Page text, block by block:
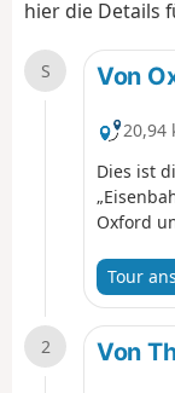
hier die Details
S Von
20,94
Dies ist
Oxford
Zu den
House
Fluss
Tour
2 Von